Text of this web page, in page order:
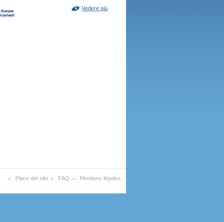
Vedere più
Piano del sito FAQ Mentions légales